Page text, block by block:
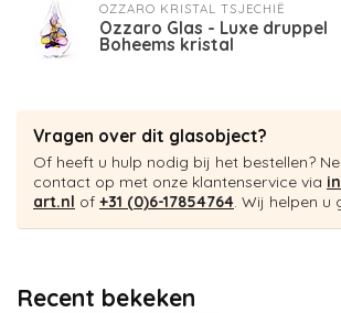
OZZARO KRISTAL TSJECHIË
Ozzaro Glas - Luxe druppel
Boheems kristal
Vragen over dit glasobject?
Of heeft u hulp nodig bij het bestellen?
contact op met onze klantenservice via
art.nl of +31 (0)6-17854764. Wij helpen u
Recent bekeken